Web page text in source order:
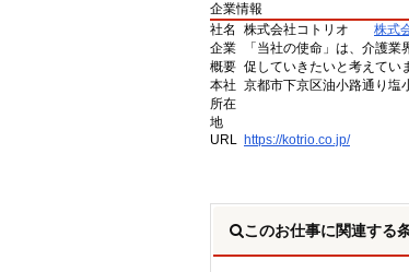
企業情報
社名
株式会社コトリオ
株式
企業
概要
「当社の使命」は、介護
促していきたいと考えて
本社
所在
地
京都市下京区油小路通り
URL https://kotrio.co.jp/
このお仕事に関連する